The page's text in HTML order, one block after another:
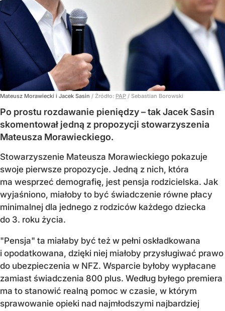
Mateusz Morawiecki i Jacek Sasin / Źródło: PAP / Sebastian Borowski
Po prostu rozdawanie pieniędzy – tak Jacek Sasin
skomentował jedną z propozycji stowarzyszenia
Mateusza Morawieckiego.
Stowarzyszenie Mateusza Morawieckiego pokazuje
swoje pierwsze propozycje. Jedną z nich, która
ma wesprzeć demografię, jest pensja rodzicielska. Jak
wyjaśniono, miałoby to być świadczenie równe płacy
minimalnej dla jednego z rodziców każdego dziecka
do 3. roku życia.
"Pensja" ta miałaby być też w pełni oskładkowana
i opodatkowana, dzięki niej miałoby przysługiwać prawo
do ubezpieczenia w NFZ. Wsparcie byłoby wypłacane
zamiast świadczenia 800 plus. Według byłego premiera
ma to stanowić realną pomoc w czasie, w którym
sprawowanie opieki nad najmłodszymi najbardziej